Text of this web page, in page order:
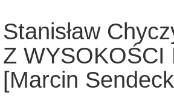
Stanisław
Z WYSOKOŚCI
[Marcin